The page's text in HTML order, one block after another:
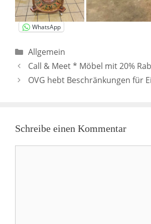
WhatsApp
Kategorien
Allgemein
Call & Meet * Möbel mit 20%
OVG hebt Beschränkungen für
Schreibe einen Kommentar